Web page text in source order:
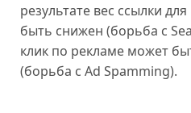
результате вес ссылки
быть снижен (борьба с
клик по рекламе может
(борьба с Ad Spamming).